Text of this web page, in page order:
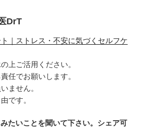
DrT
｜ストレス・不安に気づくセルフケ
上ご活用ください。
任でお願いします。
ません。
です。
たいことを聞いて下さい。シェア可